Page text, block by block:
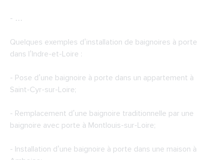
- …
Quelques exemples d’installation de baignoires à porte
dans l’Indre-et-Loire :
- Pose d’une baignoire à porte dans un appartement à
Saint-Cyr-sur-Loire;
- Remplacement d’une baignoire traditionnelle par une
baignoire avec porte à Montlouis-sur-Loire;
- Installation d’une baignoire à porte dans une maison à